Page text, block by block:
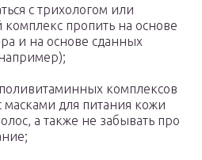
с трихологом или
комплекс пропить на основе
и на основе сданных
комплексов
масками для питания кожи
а также не забывать про